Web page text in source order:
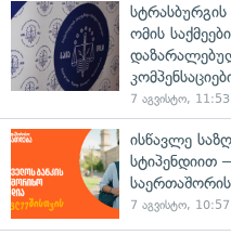
ომის
7 აგვისტო, 11:53
ისწავლე
სტიპენდიით
7 აგვისტო, 10:57